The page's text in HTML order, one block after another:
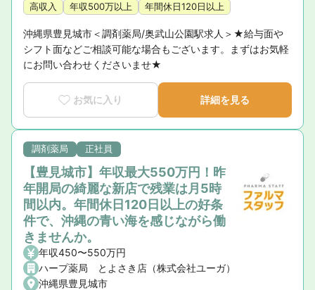
高収入 年収500万以上 年間休日120日以上
沖縄県豊見城市＜調剤薬局/奥武山公園駅求人＞★給与面や
シフト面などご相談可能な場合もございます。まずはお気軽
にお問い合わせくださいませ★
お気に入り 詳細を見る
調剤薬局 正社員
【豊見城市】年収最大550万円！昨
年開局の綺麗な新店で残業は月5時
間以内。年間休日120日以上の好条
件で、沖縄の青い海を感じながら働
きませんか。
年収450〜550万円
ハープ薬局 とよさき店（株式会社ユーガ）
沖縄県豊見城市